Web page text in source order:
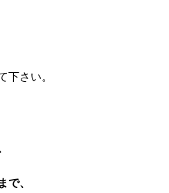
下さい。
で、